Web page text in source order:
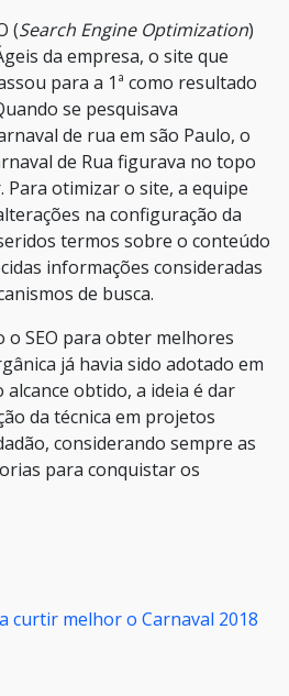
(Search Engine Optimization)
da empresa, o site que
para a 1ª como resultado
se pesquisava
de rua em são Paulo, o
de Rua figurava no topo
Para otimizar o site, a equipe
na configuração da
termos sobre o conteúdo
informações consideradas
de busca.
o SEO para obter melhores
já havia sido adotado em
obtido, a ideia é dar
da técnica em projetos
considerando sempre as
para conquistar os
curtir melhor o Carnaval 2018